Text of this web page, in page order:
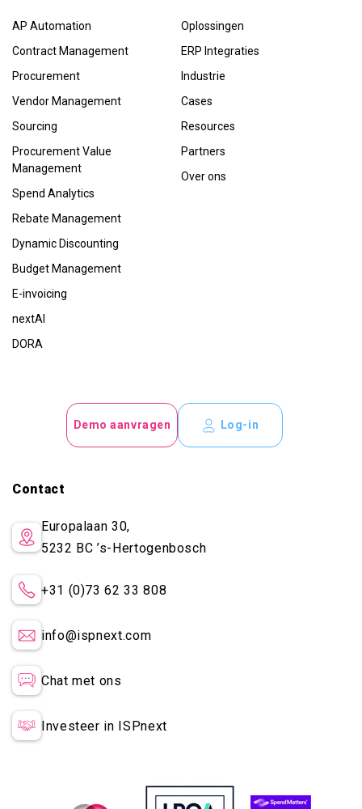
AP Automation
Contract Management
Procurement
Vendor Management
Sourcing
Procurement Value
Management
Spend Analytics
Rebate Management
Dynamic Discounting
Budget Management
E-invoicing
nextAI
DORA
Oplossingen
ERP Integraties
Industrie
Cases
Resources
Partners
Over ons
Demo aanvragen Log-in
Contact
Europalaan 30,
5232 BC’s-Hertogenbosch
+31 (0)73 62 33 808
info@ispnext.com
Chat met ons
Investeer in ISPnext